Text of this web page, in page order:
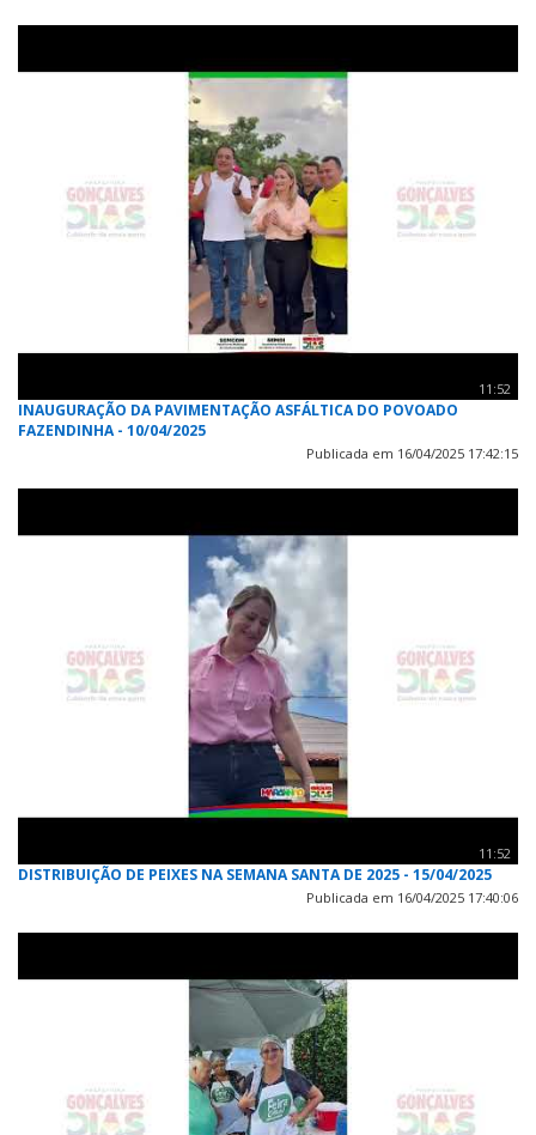
11:52
INAUGURAÇÃO DA PAVIMENTAÇÃO ASFÁLTICA DO POVOADO
FAZENDINHA - 10/04/2025
Publicada em 16/04/2025 17:42:15
11:52
DISTRIBUIÇÃO DE PEIXES NA SEMANA SANTA DE 2025 - 15/04/2025
Publicada em 16/04/2025 17:40:06